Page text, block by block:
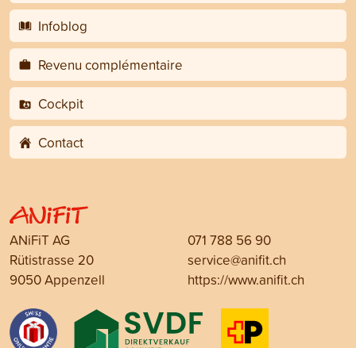
Infoblog
Revenu complémentaire
Cockpit
Contact
ANiFiT AG
Rütistrasse 20
9050 Appenzell
071 788 56 90
service@anifit.ch
https://www.anifit.ch